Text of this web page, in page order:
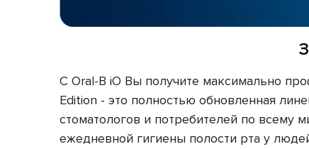
С Oral-B iO Вы получите максимально
Edition - это полностью обновленная
стоматологов и потребителей по всему
ежедневной гигиены полости рта у